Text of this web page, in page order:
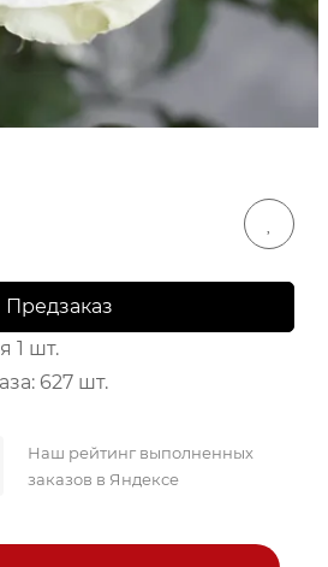
Предзаказ
1 шт.
627 шт.
Наш рейтинг выполненных
заказов в Яндексе